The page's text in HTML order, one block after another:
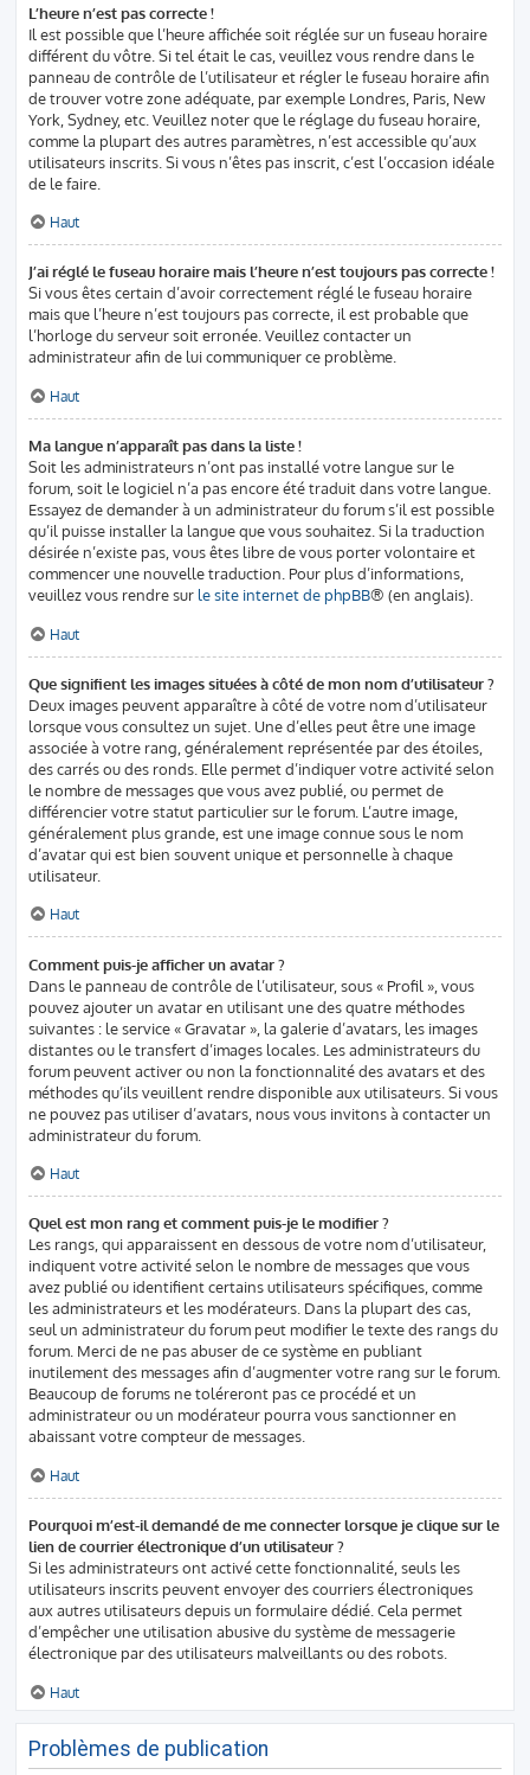
L’heure n’est pas correcte !
Il est possible que l’heure affichée soit réglée sur un fuseau horaire
différent du vôtre. Si tel était le cas, veuillez vous rendre dans le
panneau de contrôle de l’utilisateur et régler le fuseau horaire afin
de trouver votre zone adéquate, par exemple Londres, Paris, New
York, Sydney, etc. Veuillez noter que le réglage du fuseau horaire,
comme la plupart des autres paramètres, n’est accessible qu’aux
utilisateurs inscrits. Si vous n’êtes pas inscrit, c’est l’occasion idéale
de le faire.
Haut
J’ai réglé le fuseau horaire mais l’heure n’est toujours pas correcte !
Si vous êtes certain d’avoir correctement réglé le fuseau horaire
mais que l’heure n’est toujours pas correcte, il est probable que
l’horloge du serveur soit erronée. Veuillez contacter un
administrateur afin de lui communiquer ce problème.
Haut
Ma langue n’apparaît pas dans la liste !
Soit les administrateurs n’ont pas installé votre langue sur le
forum, soit le logiciel n’a pas encore été traduit dans votre langue.
Essayez de demander à un administrateur du forum s’il est possible
qu’il puisse installer la langue que vous souhaitez. Si la traduction
désirée n’existe pas, vous êtes libre de vous porter volontaire et
commencer une nouvelle traduction. Pour plus d’informations,
veuillez vous rendre sur le site internet de phpBB® (en anglais).
Haut
Que signifient les images situées à côté de mon nom d’utilisateur ?
Deux images peuvent apparaître à côté de votre nom d’utilisateur
lorsque vous consultez un sujet. Une d’elles peut être une image
associée à votre rang, généralement représentée par des étoiles,
des carrés ou des ronds. Elle permet d’indiquer votre activité selon
le nombre de messages que vous avez publié, ou permet de
différencier votre statut particulier sur le forum. L’autre image,
généralement plus grande, est une image connue sous le nom
d’avatar qui est bien souvent unique et personnelle à chaque
utilisateur.
Haut
Comment puis-je afficher un avatar ?
Dans le panneau de contrôle de l’utilisateur, sous « Profil », vous
pouvez ajouter un avatar en utilisant une des quatre méthodes
suivantes : le service « Gravatar », la galerie d’avatars, les images
distantes ou le transfert d’images locales. Les administrateurs du
forum peuvent activer ou non la fonctionnalité des avatars et des
méthodes qu’ils veuillent rendre disponible aux utilisateurs. Si vous
ne pouvez pas utiliser d’avatars, nous vous invitons à contacter un
administrateur du forum.
Haut
Quel est mon rang et comment puis-je le modifier ?
Les rangs, qui apparaissent en dessous de votre nom d’utilisateur,
indiquent votre activité selon le nombre de messages que vous
avez publié ou identifient certains utilisateurs spécifiques, comme
les administrateurs et les modérateurs. Dans la plupart des cas,
seul un administrateur du forum peut modifier le texte des rangs du
forum. Merci de ne pas abuser de ce système en publiant
inutilement des messages afin d’augmenter votre rang sur le forum.
Beaucoup de forums ne toléreront pas ce procédé et un
administrateur ou un modérateur pourra vous sanctionner en
abaissant votre compteur de messages.
Haut
Pourquoi m’est-il demandé de me connecter lorsque je clique sur le
lien de courrier électronique d’un utilisateur ?
Si les administrateurs ont activé cette fonctionnalité, seuls les
utilisateurs inscrits peuvent envoyer des courriers électroniques
aux autres utilisateurs depuis un formulaire dédié. Cela permet
d’empêcher une utilisation abusive du système de messagerie
électronique par des utilisateurs malveillants ou des robots.
Haut
Problèmes de publication